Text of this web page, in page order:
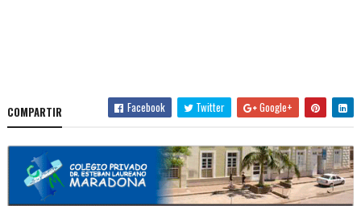
COMPARTIR Facebook Twitter Google+